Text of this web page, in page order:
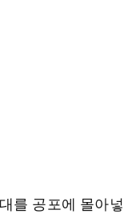
를 공포에 몰아넣